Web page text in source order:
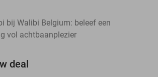
bij Walibi Belgium: beleef een
vol achtbaanplezier
deal